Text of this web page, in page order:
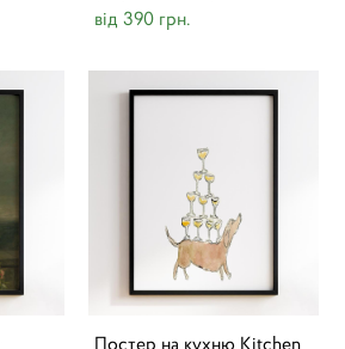
від 390 грн.
Постер на кухню Kitchen